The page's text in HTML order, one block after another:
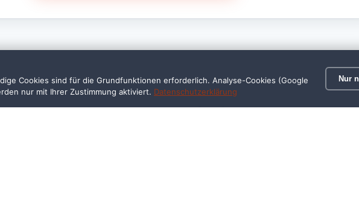
— Gastronomie in
Cookies sind für die Grundfunktionen erforderlich. Analyse-Cookies (Google
nur mit Ihrer Zustimmung aktiviert. Datenschutzerklärung
Nur